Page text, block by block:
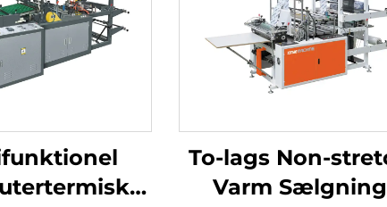
To-lags Non-
Varm Sælgning